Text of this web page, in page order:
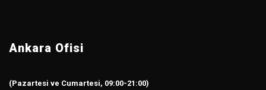
Ankara Ofisi
(Pazartesi ve Cumartesi, 09:00-21:00)